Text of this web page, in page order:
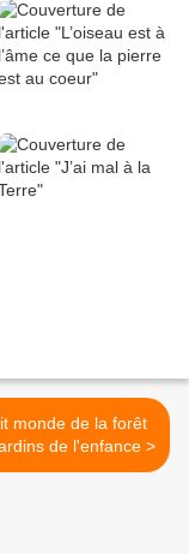
monde de la forêt
ou les jardins de l'enfance >